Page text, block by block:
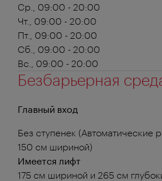
Ср., 09:00 - 20:00
Чт., 09:00 - 20:00
Пт., 09:00 - 20:00
Сб., 09:00 - 20:00
Вс., 09:00 - 20:00
Безбарьерная
Главный вход
Без ступенек (Автоматические
150 см шириной)
Имеется лифт
175 см шириной и 265 см